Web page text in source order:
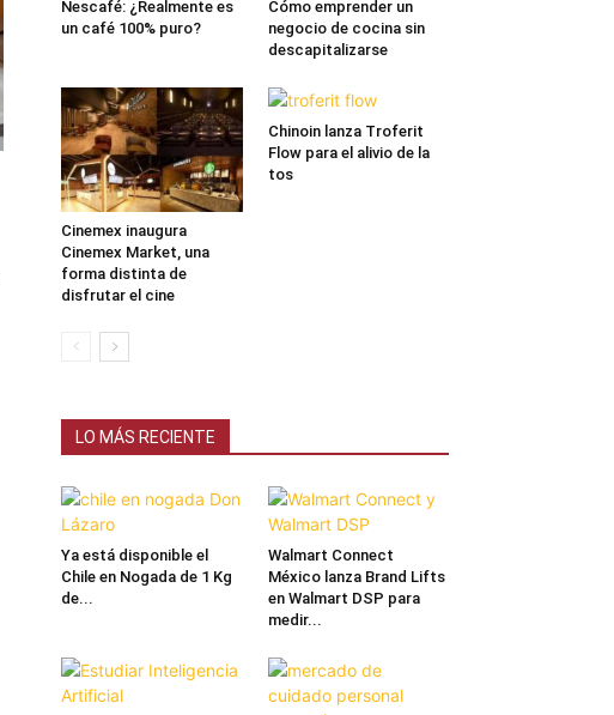
Nescafé: ¿Realmente es
un café 100% puro?
Cómo emprender un
negocio de cocina sin
descapitalizarse
Cinemex inaugura
Cinemex Market, una
forma distinta de
disfrutar el cine
Chinoin lanza Troferit
Flow para el alivio de la
tos
LO MÁS RECIENTE
Ya está disponible el
Chile en Nogada de 1 Kg
de...
Walmart Connect
México lanza Brand Lifts
en Walmart DSP para
medir...